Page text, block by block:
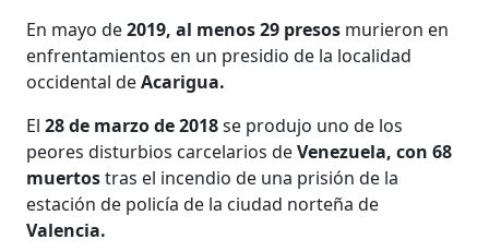
En mayo de2019, al menos 29 presos murieron en
enfrentamientos en un presidio de la localidad
occidental deAcarigua.
El 28 de marzo de 2018se produjo uno de los
peores disturbios carcelarios deVenezuela, con 68
muertostras el incendio de una prisión de la
estación de policía de la ciudad norteña de
Valencia.